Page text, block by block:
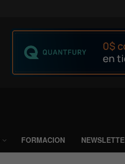
FORMACION